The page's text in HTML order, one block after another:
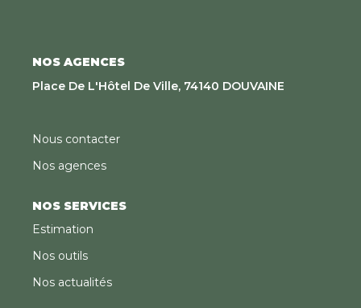
modernité, confort et cadre de vie privilégié, à
NOS AGENCES
Place De L'Hôtel De Ville, 74140 DOUVAINE
Nous contacter
Nos agences
NOS SERVICES
Estimation
Nos outils
Nos actualités